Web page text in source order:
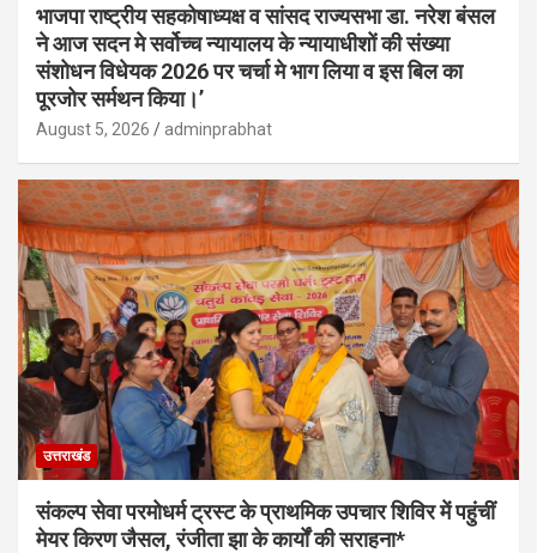
भाजपा राष्ट्रीय सहकोषाध्यक्ष व सांसद राज्यसभा डा. नरेश बंसल
ने आज सदन मे सर्वोच्च न्यायालय के न्यायाधीशों की संख्या
संशोधन विधेयक 2026 पर चर्चा मे भाग लिया व इस बिल का
पूरजोर सर्मथन किया।’
August 5, 2026 adminprabhat
उत्तराखंड
संकल्प सेवा परमोधर्म ट्रस्ट के प्राथमिक उपचार शिविर में पहुंचीं
मेयर किरण जैसल, रंजीता झा के कार्यों की सराहना*